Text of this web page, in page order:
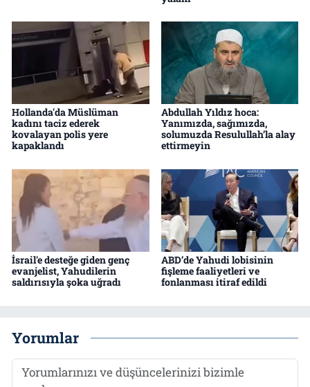
Hollanda'da Müslüman
kadını taciz ederek
kovalayan polis yere
kapaklandı
Abdullah Yıldız hoca:
Yanımızda, sağımızda,
solumuzda Resulullah’la alay
ettirmeyin
İsrail'e desteğe giden genç
evanjelist, Yahudilerin
saldırısıyla şoka uğradı
ABD’de Yahudi lobisinin
fişleme faaliyetleri ve
fonlanması itiraf edildi
Yorumlar